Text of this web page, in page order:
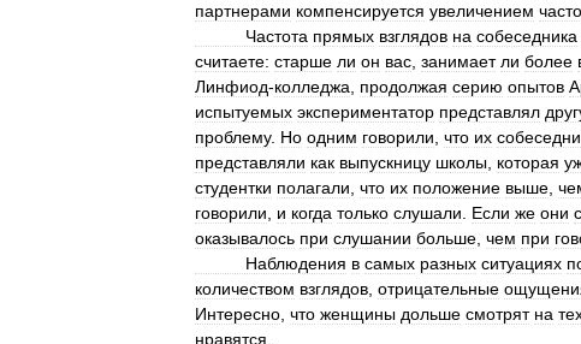
партнерами компенсируется увеличением
Частота прямых взглядов на собеседника
считаете: старше ли он вас занимает ли более
Линфиод-колледжа продолжая серию опытов
испытуемых экспериментатор представлял
проблему. Но одним говорили что их
представляли как выпускницу школы которая
студентки полагали что их положение выше
говорили
и когда только слушали Если же они
оказывалось при слушании больше чем при
Наблюдения в самых разных ситуациях
количеством взглядов отрицательные
Интересно что женщины дольше смотрят на
нравятся